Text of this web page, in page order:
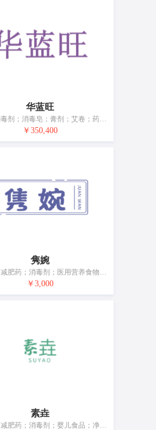
华蓝旺
水剂；消毒剂；消毒皂；膏剂；艾卷；药茶；蛋白质补充剂；贴剂；营养补充剂；卫生巾
￥350,400
隽婉
人用药；减肥药；消毒剂；医用营养食物；婴儿食品；净化剂；兽医用药；杀昆虫剂；婴儿尿布；假牙用瓷料
￥3,000
素垚
人用药；减肥药；消毒剂；婴儿食品；净化剂；兽医用药；杀昆虫剂；婴儿尿布；假牙用瓷料